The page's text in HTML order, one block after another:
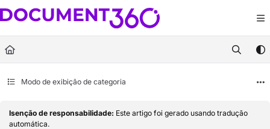
Documentation Index
Fetch the complete documentation index at:https://docs.document360.com/
Use this file to discover all available pages before exploring further.
Modo de exibição de categoria
Isenção de responsabilidade: Este artigo foi gerado usando tradução
automática.